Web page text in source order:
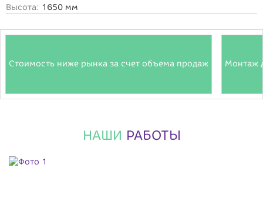
Высота: 1650 мм
Стоимость ниже рынка за счет объема продаж Монтаж
НАШИ РАБОТЫ